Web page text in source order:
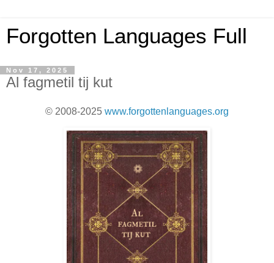
Forgotten Languages Full
Nov 17, 2025
Al fagmetil tij kut
© 2008-2025 www.forgottenlanguages.org